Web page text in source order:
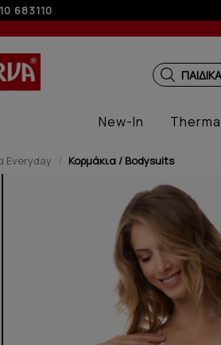
683110
εκπτώσεων
New-In
Everyday Κορμάκια / Bodysuits